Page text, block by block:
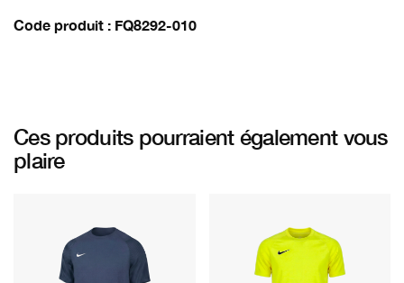
Code produit FQ8292-010
Ces produits pourraient également vous
plaire